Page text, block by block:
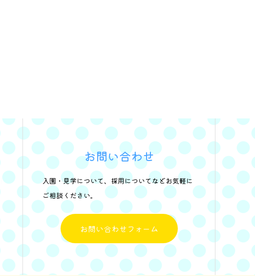
お問い合わせ
入園・見学について、採用についてなどお気軽に
ご相談ください。
お問い合わせフォーム